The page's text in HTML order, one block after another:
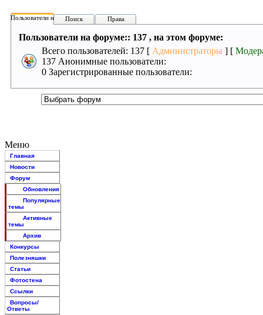
Пользователи на форуме:
Поиск Права
Пользователи на форуме:: 137 , на этом форуме:
Всего пользователей: 137 [ Администраторы ] [
137 Анонимные пользователи:
0 Зарегистрированные пользователи:
Меню
Главная
Новости
Форум
Обновления
Популярные
темы
Активные
темы
Архив
Конкурсы
Полезняшки
Статьи
Фотостена
Ссылки
Вопросы/
Ответы